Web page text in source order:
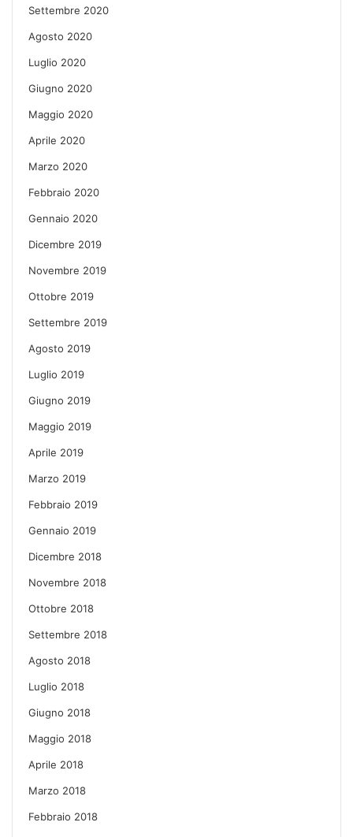
Settembre 2020
Agosto 2020
Luglio 2020
Giugno 2020
Maggio 2020
Aprile 2020
Marzo 2020
Febbraio 2020
Gennaio 2020
Dicembre 2019
Novembre 2019
Ottobre 2019
Settembre 2019
Agosto 2019
Luglio 2019
Giugno 2019
Maggio 2019
Aprile 2019
Marzo 2019
Febbraio 2019
Gennaio 2019
Dicembre 2018
Novembre 2018
Ottobre 2018
Settembre 2018
Agosto 2018
Luglio 2018
Giugno 2018
Maggio 2018
Aprile 2018
Marzo 2018
Febbraio 2018